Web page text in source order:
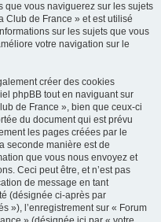
que vous naviguerez sur les sujets
Club de France » et est utilisé
sur les sujets que vous
votre navigation sur le
créer des cookies
phpBB tout en naviguant sur
de France », bien que ceux-ci
du document qui est prévu
les pages créées par le
seconde manière est de
que vous nous envoyez et
Ceci peut être, et n’est pas
de message en tant
(désignée ci-après par
»), l’enregistrement sur « Forum